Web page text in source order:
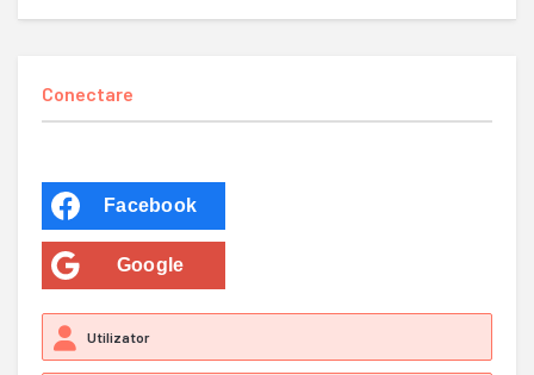
Conectare
Facebook
Google